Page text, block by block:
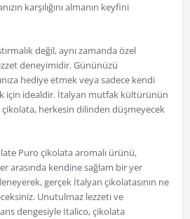
karşılığını almanın keyfini
değil, aynı zamanda özel
deneyimidir. Gününüzü
hediye etmek veya sadece kendi
için idealdir. İtalyan mutfak kültürünün
çikolata, herkesin dilinden düşmeyecek
Puro çikolata aromalı ürünü,
arasında kendine sağlam bir yer
gerçek İtalyan çikolatasının ne
Unutulmaz lezzeti ve
dengesiyle Italico, çikolata